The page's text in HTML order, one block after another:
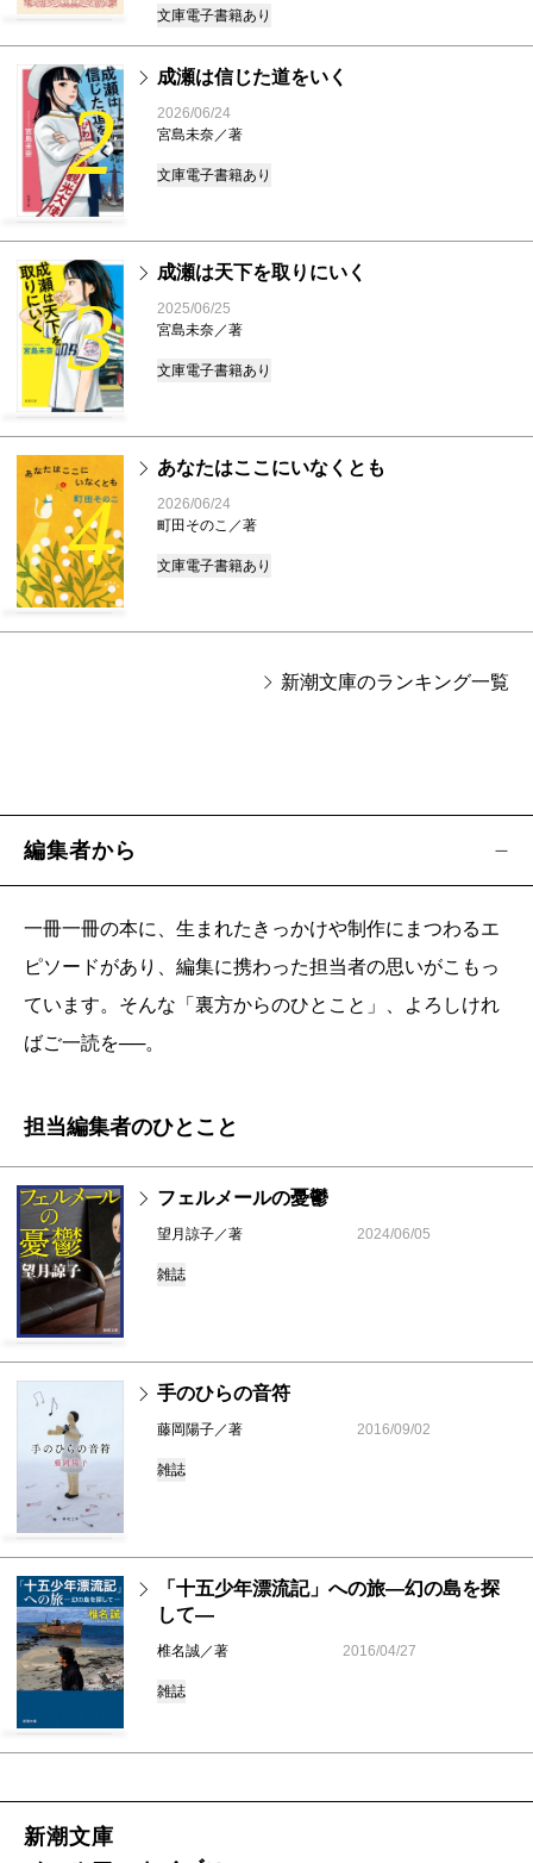
文庫電子書籍あり
2
成瀬は信じた道をいく
2026/06/24
宮島未奈／著
文庫電子書籍あり
3
成瀬は天下を取りにいく
2025/06/25
宮島未奈／著
文庫電子書籍あり
4
あなたはここにいなくとも
2026/06/24
町田そのこ／著
文庫電子書籍あり
新潮文庫のランキング一覧
編集者から
一冊一冊の本に、生まれたきっかけや制作にまつわるエ
ピソードがあり、編集に携わった担当者の思いがこもっ
ています。そんな「裏方からのひとこと」、よろしけれ
ばご一読を──。
担当編集者のひとこと
フェルメールの憂鬱
望月諒子／著 2024/06/05
雑誌
手のひらの音符
藤岡陽子／著 2016/09/02
雑誌
「十五少年漂流記」への旅―幻の島を探
して―
椎名誠／著 2016/04/27
雑誌
新潮文庫